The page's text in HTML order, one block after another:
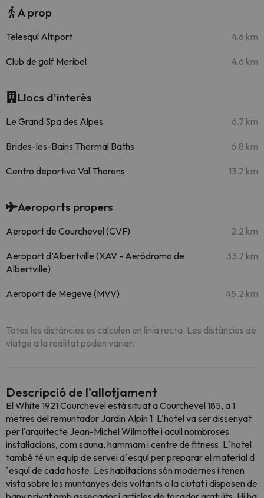
A prop
Telesquí Altiport 4.6 km
Club de golf Meribel 4.6 km
Llocs d'interès
Le Grand Spa des Alpes 6.7 km
Brides-les-Bains Thermal Baths 6.8 km
Centro deportivo Val Thorens 13.7 km
Aeroports propers
Aeroport de Courchevel (CVF) 2.2 km
Aeroport d’Albertville (XAV - Aeródromo de
Albertville)
33.7 km
Aeroport de Megeve (MVV) 45.2 km
Totes les distàncies es calculen en línia recta. Les distàncies de
viatge a la realitat poden variar.
Descripció de l'allotjament
El White 1921 Courchevel està situat a Courchevel 185, a 1
metres del remuntador Jardin Alpin 1. L'hotel va ser dissenyat
per l'arquitecte Jean-Michel Wilmotte i acull nombroses
instal·lacions, com sauna, hammam i centre de fitness. L´hotel
també té un equip de servei d´esquí per preparar el material d
´esquí de cada hoste. Les habitacions són modernes i tenen
vista sobre les muntanyes dels voltants o la ciutat i disposen de